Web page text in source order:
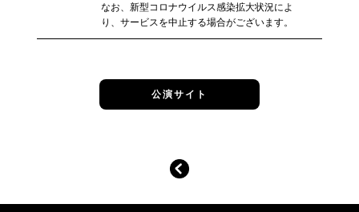
なお、新型コロナウイルス感染拡大状況によ
り、サービスを中止する場合がございます。
公演サイト